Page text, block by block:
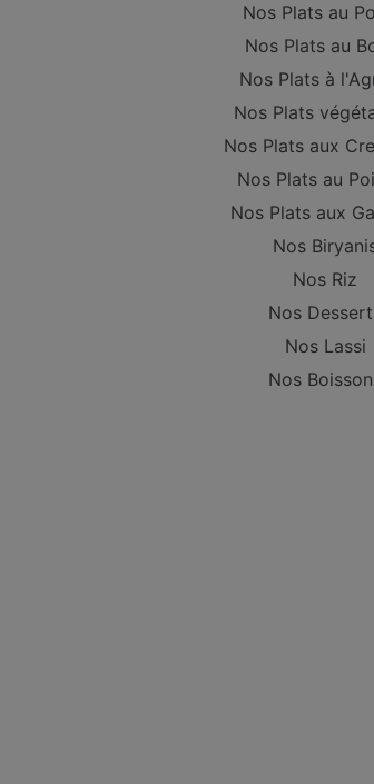
Nos Plats au
Nos Plats au
Nos Plats à
Nos Plats
Nos Plats aux
Nos Plats au
Nos Plats aux
Nos
Nos Riz
Nos
Nos Lassi
Nos